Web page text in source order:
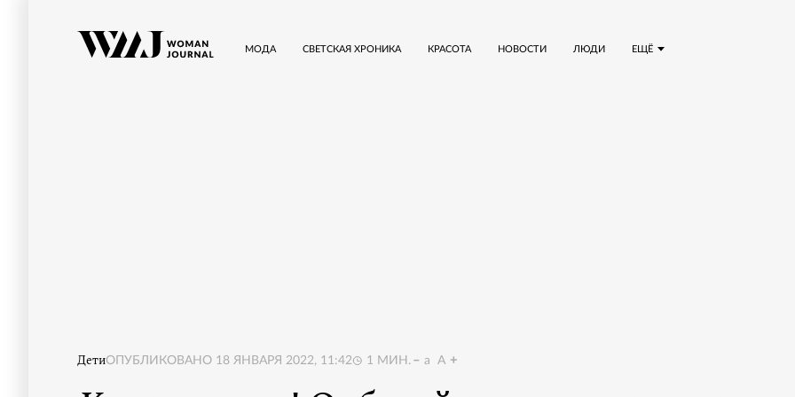
ЕЩЁ
МОДА СВЕТСКАЯ ХРОНИКА КРАСОТА НОВОСТИ ЛЮДИ
ДетиОПУБЛИКОВАНО 18 ЯНВАРЯ 2022, 11:42 1 МИН. a A